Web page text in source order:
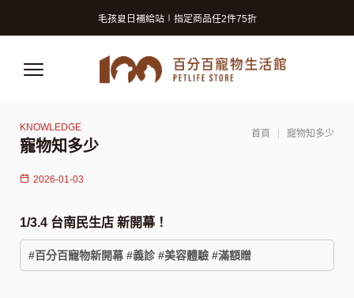
寵物知多少
首頁 寵物知多少
2026-01-03
1/3.4 台南民生店 新開幕！
#百分百寵物新開幕 #義診 #美容體驗 #滿額贈
毛孩夏日補給站∣指定商品任2件75折
獸醫師推薦的寵物保險! 守護毛孩再升級!